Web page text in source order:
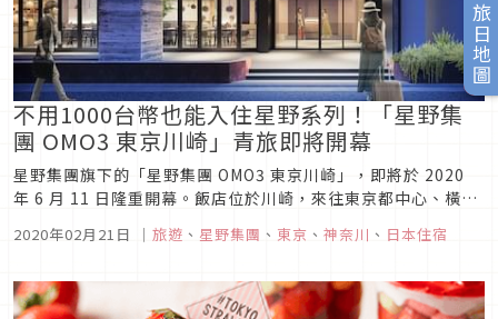
旅日地圖
不用1000台幣也能入住星野系列！「星野集
團 OMO3 東京川崎」青旅即將開幕
星野集團旗下的「星野集團 OMO3 東京川崎」，即將於 2020
年 6 月 11 日隆重開幕。飯店位於川崎，來往東京都中心、橫濱
平易近人，讓人想住就能住，卻又能選擇適合自己需求的房型，
度...
2020年02月21日 ｜ 旅遊 、 星野集團 、 東京 、 神奈川 、 日本住宿